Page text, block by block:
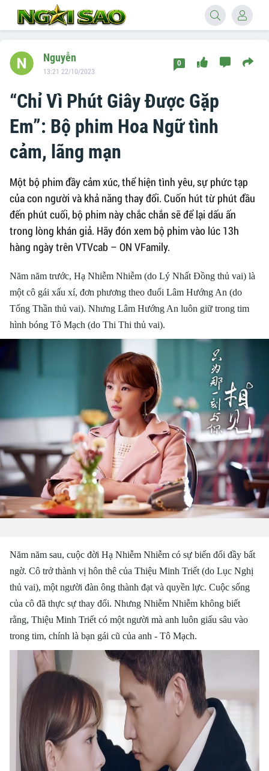
“Chỉ Vì Phút Giây Được Gặp
Em”: Bộ phim Hoa Ngữ tình
cảm, lãng mạn
Một bộ phim đầy cảm xúc, thể hiện tình yêu, sự phức tạp
của con người và khả năng thay đổi. Cuốn hút từ phút đầu
đến phút cuối, bộ phim này chắc chắn sẽ để lại dấu ấn
trong lòng khán giả. Hãy đón xem bộ phim vào lúc 13h
hàng ngày trên VTVcab – ON VFamily.
Nguyễn
13:21 22/10/2023
0
Năm năm trước, Hạ Nhiễm Nhiễm (do Lý Nhất Đồng thủ vai) là
một cô gái xấu xí, đơn phương theo đuổi Lâm Hướng An (do
Tống Thần thủ vai). Nhưng Lâm Hướng An luôn giữ trong tim
hình bóng Tô Mạch (do Thi Thi thủ vai).
Năm năm sau, cuộc đời Hạ Nhiễm Nhiễm có sự biến đổi đầy bất
ngờ. Cô trở thành vị hôn thê của Thiệu Minh Triết (do Lục Nghị
thủ vai), một người đàn ông thành đạt và quyền lực. Cuộc sống
của cô đã thực sự thay đổi. Nhưng Nhiễm Nhiễm không biết
rằng, Thiệu Minh Triết có một người mà anh luôn giấu sâu vào
trong tim, chính là bạn gái cũ của anh - Tô Mạch.